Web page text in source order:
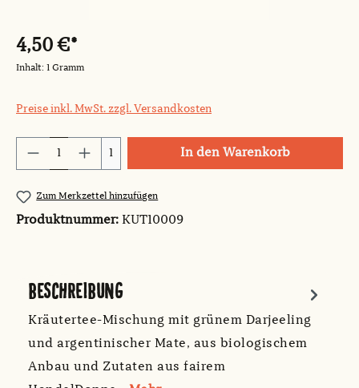
4,50 €*
Inhalt: 1 Gramm
Preise inkl. MwSt. zzgl. Versandkosten
Produkt Anzahl: Gib den gewünschten
1 In den Warenkorb
Zum Merkzettel hinzufügen
Produktnummer: KUT10009
BESCHREIBUNG
Kräutertee-Mischung mit grünem Darjeeling
und argentinischer Mate, aus biologischem
Anbau und Zutaten aus fairem